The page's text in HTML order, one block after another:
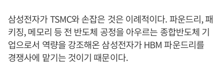
삼성전자가 TSMC와 손잡은 것은 이례적이다. 파운드리, 패
키징, 메모리 등 전 반도체 공정을 아우르는 종합반도체 기
업으로서 역량을 강조해온 삼성전자가 HBM 파운드리를
경쟁사에 맡기는 것이기 때문이다.